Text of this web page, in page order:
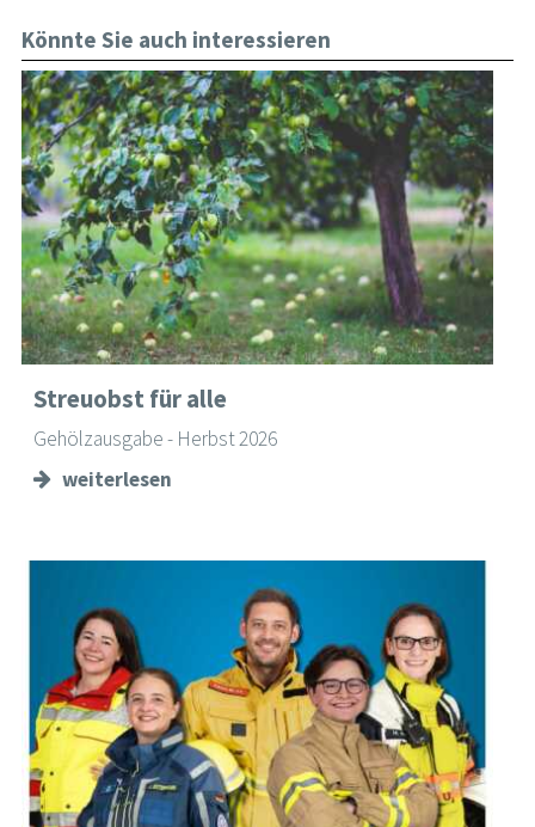
Könnte Sie auch interessieren
Streuobst für alle
Gehölzausgabe - Herbst 2026
weiterlesen